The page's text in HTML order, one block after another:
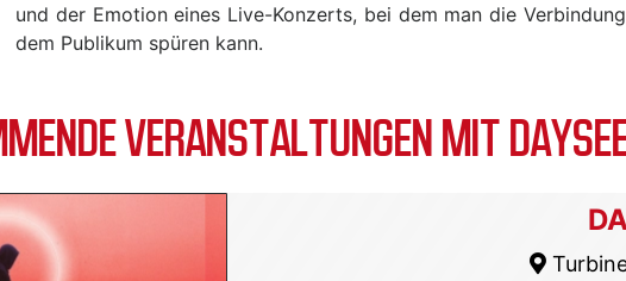
und der Emotion eines Live-Konzerts, bei dem man die
dem Publikum spüren kann.
VERANSTALTUNGEN MIT